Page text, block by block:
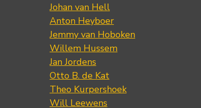
Johan van Hell
Anton Heyboer
Jemmy van Hoboken
Willem Hussem
Jan Jordens
Otto B. de Kat
Theo Kurpershoek
Will Leewens